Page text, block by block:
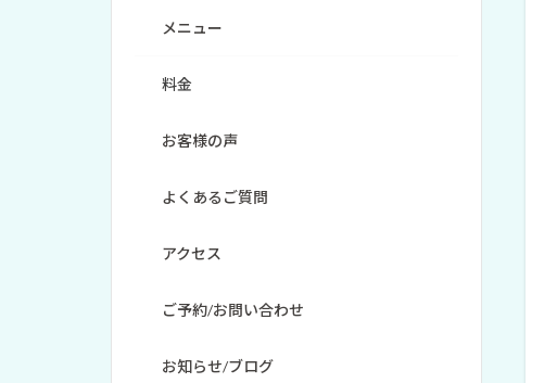
メニュー
料金
お客様の声
よくあるご質問
アクセス
ご予約/お問い合わせ
お知らせ/ブログ